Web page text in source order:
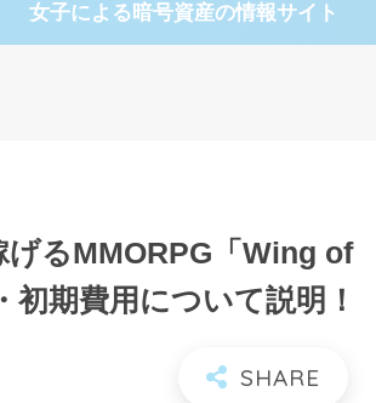
女子による暗号資産の情報サイト
げるMMORPG「Wing of
期費用について説明！